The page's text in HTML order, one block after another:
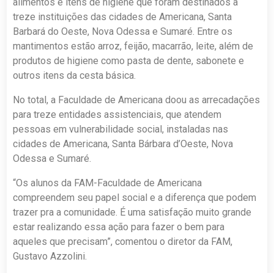
treze instituições das cidades de Americana, Santa
Barbará do Oeste, Nova Odessa e Sumaré. Entre os
mantimentos estão arroz, feijão, macarrão, leite, além de
produtos de higiene como pasta de dente, sabonete e
outros itens da cesta básica.
No total, a Faculdade de Americana doou as arrecadações
para treze entidades assistenciais, que atendem
pessoas em vulnerabilidade social, instaladas nas
cidades de Americana, Santa Bárbara d’Oeste, Nova
Odessa e Sumaré.
“Os alunos da FAM-Faculdade de Americana
compreendem seu papel social e a diferença que podem
trazer pra a comunidade. É uma satisfação muito grande
estar realizando essa ação para fazer o bem para
aqueles que precisam”, comentou o diretor da FAM,
Gustavo Azzolini.